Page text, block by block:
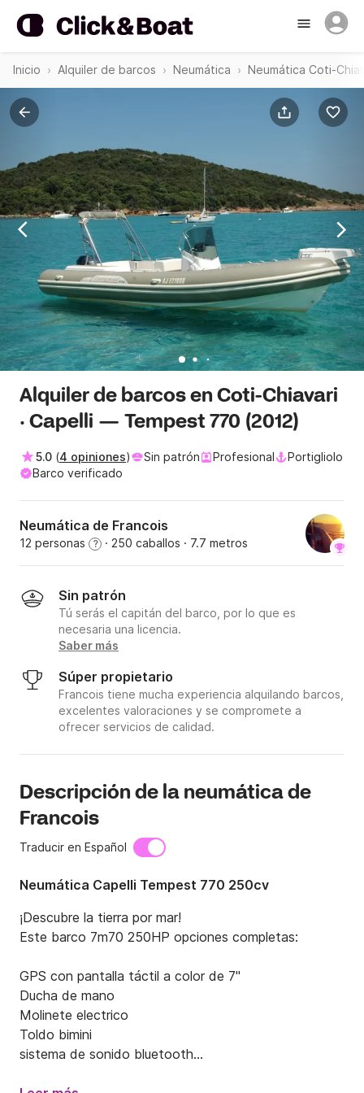
Inicio Alquiler de barcos Neumática Neumática Coti-
Alquiler de barcos en Coti-Chiavari
· Capelli — Tempest 770 (2012)
5.0 (4 opiniones) Sin patrón Profesional
Portigliolo
Barco verificado
Neumática de Francois
12 personas ? · 250 caballos · 7.7 metros
Sin patrón
Tú serás el capitán del barco, por lo que es
necesaria una licencia.
Saber más
Súper propietario
Francois tiene mucha experiencia alquilando barcos,
excelentes valoraciones y se compromete a
ofrecer servicios de calidad.
Descripción de la neumática de
Francois
Traducir en Español
Neumática Capelli Tempest 770 250cv
¡Descubre la tierra por mar!
Este barco 7m70 250HP opciones completas:
GPS con pantalla táctil a color de 7"
Ducha de mano
Molinete electrico
Toldo bimini
sistema de sonido bluetooth